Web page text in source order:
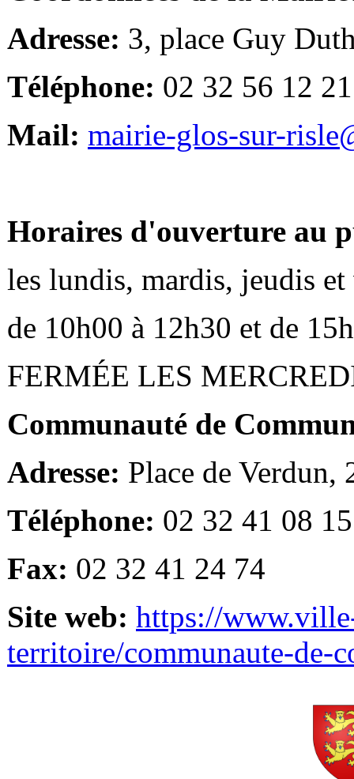
Adresse: 3, place Guy
Téléphone: 02 32 56 12 21
Mail: mairie-glos-sur-
Horaires d'ouverture au
les lundis, mardis, jeudis et
de 10h00 à 12h30 et de
FERMÉE LES
Communauté de
Adresse: Place de Verdun,
Téléphone: 02 32 41 08 15
Fax: 02 32 41 24 74
Site web: https://
territoire/communaute-de-